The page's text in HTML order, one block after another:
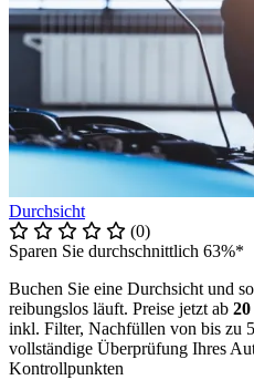
Durchsicht
(0)
Sparen Sie durchschnittlich 63%*
Buchen Sie eine Durchsicht und
reibungslos läuft. Preise jetzt ab 20
inkl. Filter, Nachfüllen von bis zu
vollständige Überprüfung Ihres
Kontrollpunkten